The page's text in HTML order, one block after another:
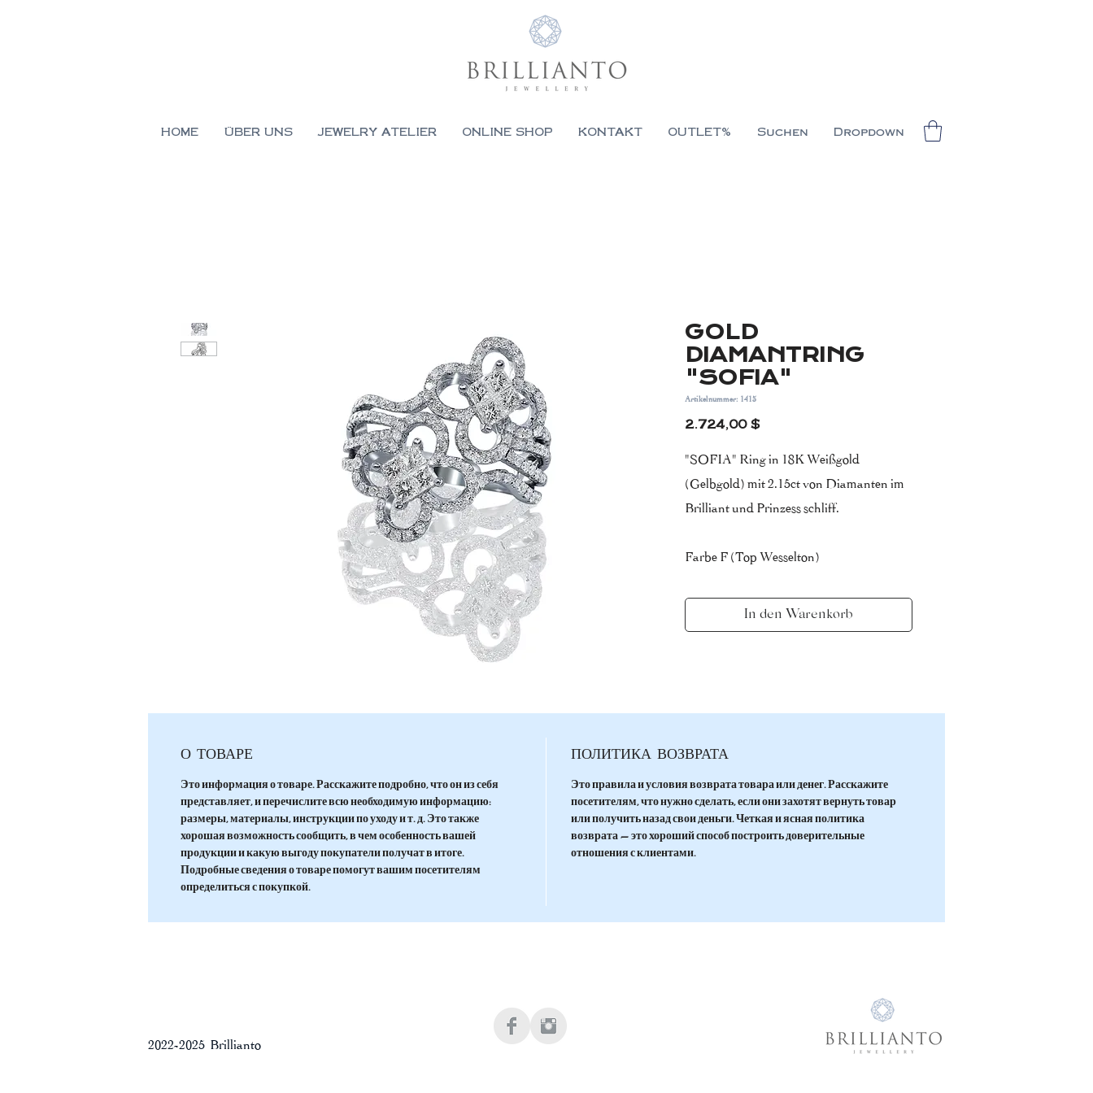
HOME ÜBER UNS JEWELRY ATELIER ONLINE SHOP KONTAKT OUTLET% Suchen Dropdown
GOLD
DIAMANTRING
"SOFIA"
Artikelnummer: 1413
2.724,00 $Preis
"SOFIA" Ring in 18K Weißgold
(Gelbgold) mit 2.15ct von Diamanten im
Brilliant und Prinzess schliff.
Farbe F (Top Wesselton)
*Lieferzeit 7-14 Tage
Produktabmessungen je nach Größe der
können. Bitte kontaktieren Sie uns für
detaillierte Informationen.
In den Warenkorb
О ТОВАРЕ
Это информация о товаре. Расскажите подробно, что он из себя
представляет, и перечислите всю необходимую информацию:
размеры, материалы, инструкции по уходу и т. д. Это также
хорошая возможность сообщить, в чем особенность вашей
продукции и какую выгоду покупатели получат в итоге.
Подробные сведения о товаре помогут вашим посетителям
определиться с покупкой.
ПОЛИТИКА ВОЗВРАТА
Это правила и условия возврата товара или денег. Расскажите
посетителям, что нужно сделать, если они захотят вернуть товар
или получить назад свои деньги. Четкая и ясная политика
возврата — это хороший способ построить доверительные
отношения с клиентами.
2022-2025 Brillianto